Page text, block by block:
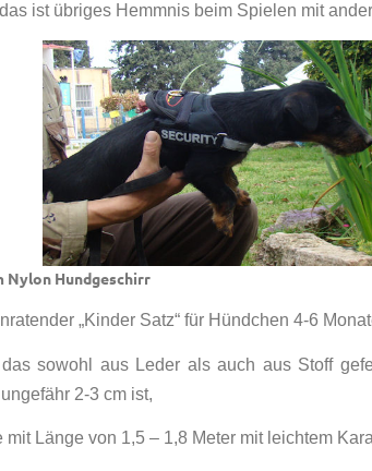
ist übriges Hemmnis beim Spielen mit
Nylon Hundgeschirr
„Kinder Satz“ für Hündchen 4-6
sowohl aus Leder als auch aus Stoff
2-3 cm ist,
mit Länge von 1,5 – 1,8 Meter mit leichtem